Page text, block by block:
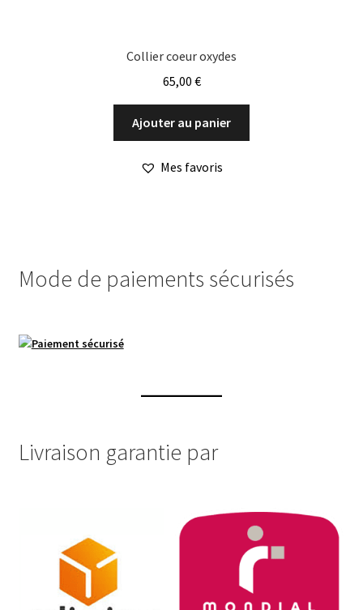
Collier coeur oxydes
65,00 €
Ajouter au panier
Mes favoris
Mode de paiements sécurisés
Livraison garantie par